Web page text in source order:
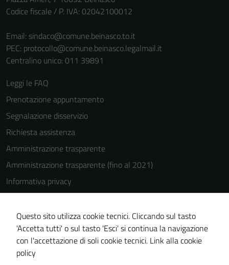
Codice fiscale / P. IVA: 02042100012
Email: sindaco@comune.beinasco.to.it
PEC: protocollo@comune.beinasco.legalmail.it
Centralino unico: 011 39891
Leggi le FAQ
Prenotazione appuntamento
Segnalazione disservizio
Richiesta assistenza
Amministrazione trasparente
Amministrazione trasparente (fino al 2021)
Informativa privacy
Cookie Policy
Note legali
Dichiarazione di accessibilità
Piano di miglioramento del sito
Questo sito utilizza cookie tecnici. Cliccando sul tasto
'Accetta tutti' o sul tasto 'Esci' si continua la navigazione
con l'accettazione di soli cookie tecnici. Link alla cookie
policy